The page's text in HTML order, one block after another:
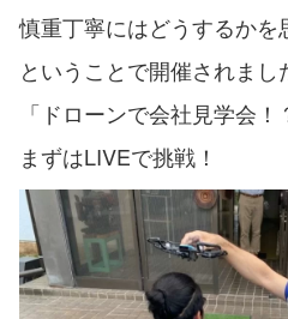
慎重丁寧にはどうするかを
ということで開催されまし
「ドローンで会社見学会！
まずはLIVEで挑戦！